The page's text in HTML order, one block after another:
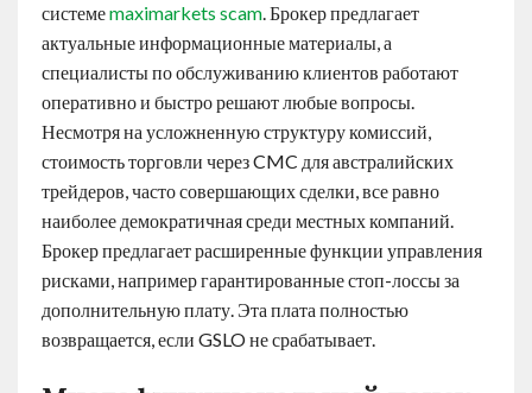
системеmaximarkets scam. Брокер предлагает
актуальные информационные материалы, а
специалисты по обслуживанию клиентов работают
оперативно и быстро решают любые вопросы.
Несмотря на усложненную структуру комиссий,
стоимость торговли через CMC для австралийских
трейдеров, часто совершающих сделки, все равно
наиболее демократичная среди местных компаний.
Брокер предлагает расширенные функции управления
рисками, например гарантированные стоп-лоссы за
дополнительную плату. Эта плата полностью
возвращается, если GSLO не срабатывает.